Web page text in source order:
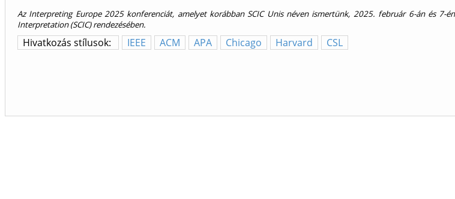
Az Interpreting Europe 2025 konferenciát, amelyet korábban SCIC Unis néven ismertünk, 2025. február 6-án és 7-
Interpretation (SCIC) rendezésében.
Hivatkozás stílusok: IEEE ACM APA Chicago Harvard CSL